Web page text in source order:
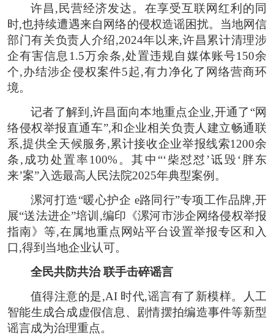
许昌,民营经济发达。在享受互联网红利的同
时,也持续遭遇来自网络的侵权造谣困扰。当地网信
部门有关负责人介绍,2024年以来,许昌累计清理涉
企有害信息1.5万余条,处置违规自媒体账号150余
个,办结涉企侵权案件5起,有力净化了网络营商环
境。
记者了解到,许昌面向本地重点企业,开通了“网
络侵权举报直通车”,和企业相关负责人建立畅通联
系,提供全天候服务,累计接收企业举报线索1200余
条,成功处置率100%。其中“‘柴怼怼’诋毁‘胖东
来’案”入选最高人民法院2025年典型案例。
漯河打造“暖心护企 e路同行”专项工作品牌,开
展“送法进企”培训,编印《漯河市涉企网络侵权举报
指南》等,在属地重点网站平台设置举报专区和入
口,得到当地企业认可。
全民共防共治 联手击碎谣言
值得注意的是,AI 时代,谣言有了新模样。人工
智能生成合成虚假信息、剧情摆拍编造事件等新型
谣言成为治理重点。